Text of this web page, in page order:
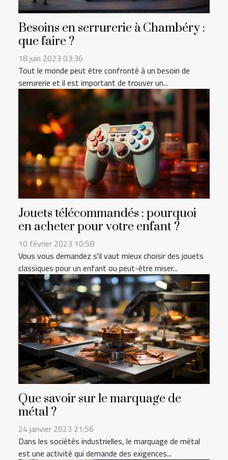
Besoins en serrurerie à Chambéry :
que faire ?
18 juin 2023 03:36
Tout le monde peut être confronté à un besoin de
serrurerie et il est important de trouver un...
Jouets télécommandés : pourquoi
en acheter pour votre enfant ?
10 février 2023 10:58
Vous vous demandez s'il vaut mieux choisir des jouets
classiques pour un enfant ou peut-être miser...
Que savoir sur le marquage de
métal ?
24 janvier 2023 21:56
Dans les sociétés industrielles, le marquage de métal
est une activité qui demande des exigences...